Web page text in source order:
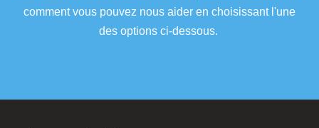
comment vous pouvez nous aider en choisissant l'une
des options ci-dessous.